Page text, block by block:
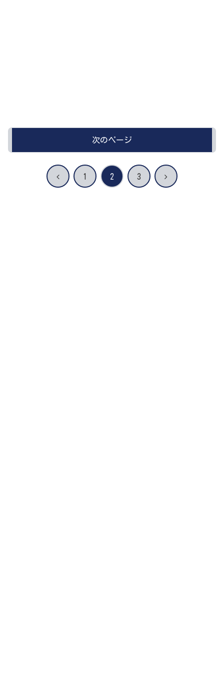
次のページ
前 1 2 3 次